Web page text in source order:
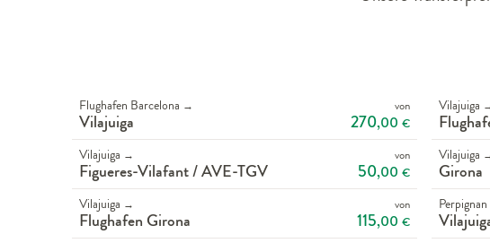
Flughafen Barcelona →
Vilajuiga
von
270,00 €
Vilajuiga
Vilajuiga →
Figueres-Vilafant / AVE-TGV
von
50,00 €
Vilajuiga
Girona
Vilajuiga →
Flughafen Girona
von
115,00 €